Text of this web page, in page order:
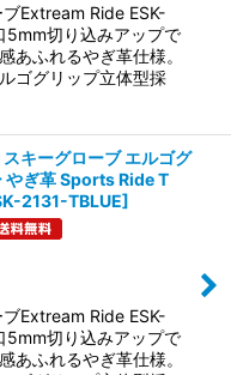
Extream Ride ESK-
5mm切り込みアップで
あふれるやぎ革仕様。
ゴグリップ立体型採
キーグローブ エルゴグ
やぎ革 Sports Ride T
2131-TBLUE]
Extream Ride ESK-
5mm切り込みアップで
あふれるやぎ革仕様。